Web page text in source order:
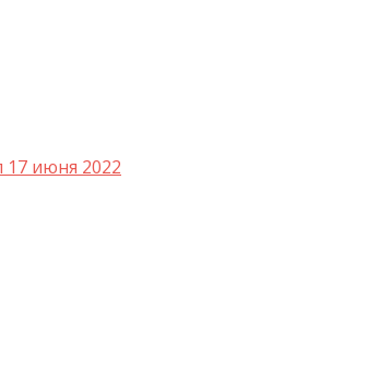
июня 2022